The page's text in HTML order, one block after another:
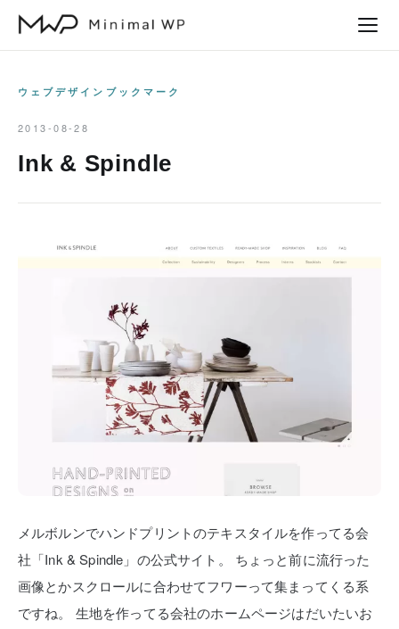
ウェブデザインブックマーク
2013-08-28
Ink & Spindle
メルボルンでハンドプリントのテキスタイルを作ってる会
社「Ink & Spindle」の公式サイト。
ちょっと前に流行った
画像とかスクロールに合わせてフワーって集まってくる系
ですね。
生地を作ってる会社のホームページはだいたいお